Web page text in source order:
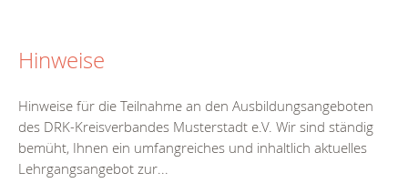
Hinweise
Hinweise für die Teilnahme an den Ausbildungsangeboten
des DRK-Kreisverbandes Musterstadt e.V. Wir sind ständig
bemüht, Ihnen ein umfangreiches und inhaltlich aktuelles
Lehrgangsangebot zur...